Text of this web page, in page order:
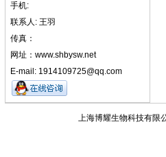
手机:
联系人: 王羽
传真：
网址：www.shbysw.net
E-mail: 1914109725@qq.com
上海博耀生物科技有限